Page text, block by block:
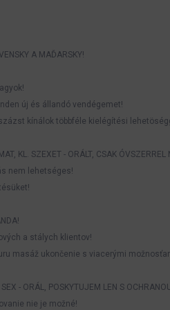
A MAĎARSKY!
új és állandó vendégemet!
kínálok többféle kielégítési
KL. SZEXET - ORÁLT, CSAK ÓVSZERREL
nem lehetséges!
a stálych klientov!
masáž ukončenie s viacerými
- ORÁL, POSKYTUJEM LEN S
nie je možné!